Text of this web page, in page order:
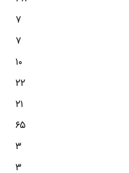
۷
۷
۱۰
۲۲
۲۱
۶۵
۳
۳